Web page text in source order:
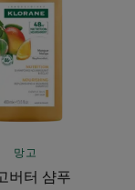
버
터
샴
푸
망고
버터 샴푸